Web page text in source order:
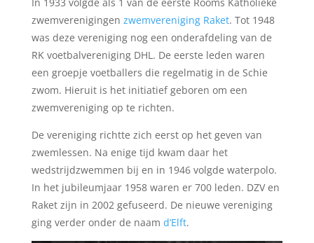
zwemverenigingen zwemvereniging Raket. Tot 1948
was deze vereniging nog een onderafdeling van de
RK voetbalvereniging DHL. De eerste leden waren
een groepje voetballers die regelmatig in de Schie
zwom. Hieruit is het initiatief geboren om een
zwemvereniging op te richten.
De vereniging richtte zich eerst op het geven van
zwemlessen. Na enige tijd kwam daar het
wedstrijdzwemmen bij en in 1946 volgde waterpolo.
In het jubileumjaar 1958 waren er 700 leden. DZV en
Raket zijn in 2002 gefuseerd. De nieuwe vereniging
ging verder onder de naam d’Elft.